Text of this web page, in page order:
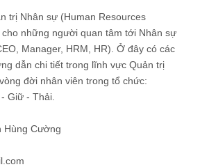
trị Nhân sự (Human Resources
những người quan tâm tới Nhân sự
Manager, HRM, HR). Ở đây có các
dẫn chi tiết trong lĩnh vực Quản trị
đời nhân viên trong tổ chức:
Giữ - Thải.
Hùng Cường